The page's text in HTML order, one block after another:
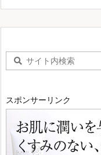
スポンサーリンク